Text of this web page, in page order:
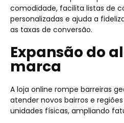
comodidade, facilita listas de
personalizadas e ajuda a
as taxas de conversão.
Expansão do
marca
A loja online rompe barreiras
atender novos bairros e
unidades físicas, ampliando